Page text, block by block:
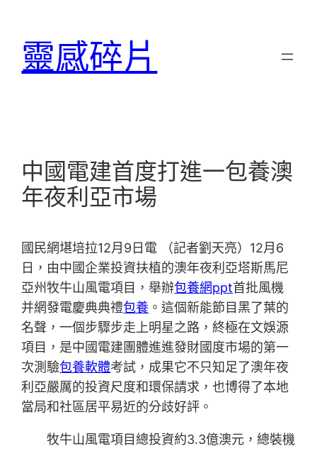
靈感碎片
中國電建首度打進一包養澳
年夜利亞市場
國民網堪培拉12月9日電 （記者劉天亮）12月6
日，由中國企業投資扶植的澳年夜利亞塔斯馬尼
亞州牧牛山風電項目，舉辦包養網ppt首批風機
并網發電慶典典禮包養 。這個新能節目黑了葉的
名聲，一個步驟步走上明星之路，終極在文娛源
項目，是中國電建團體進進發財國度市場的第一
次測驗包養軟體考試，成果它不只知足了澳年夜
利亞嚴厲的投資尺度和環保請求，也博得了本地
當局和社區居平易近的分歧好評。
牧牛山風電項目總投資約3.3億澳元，總裝機